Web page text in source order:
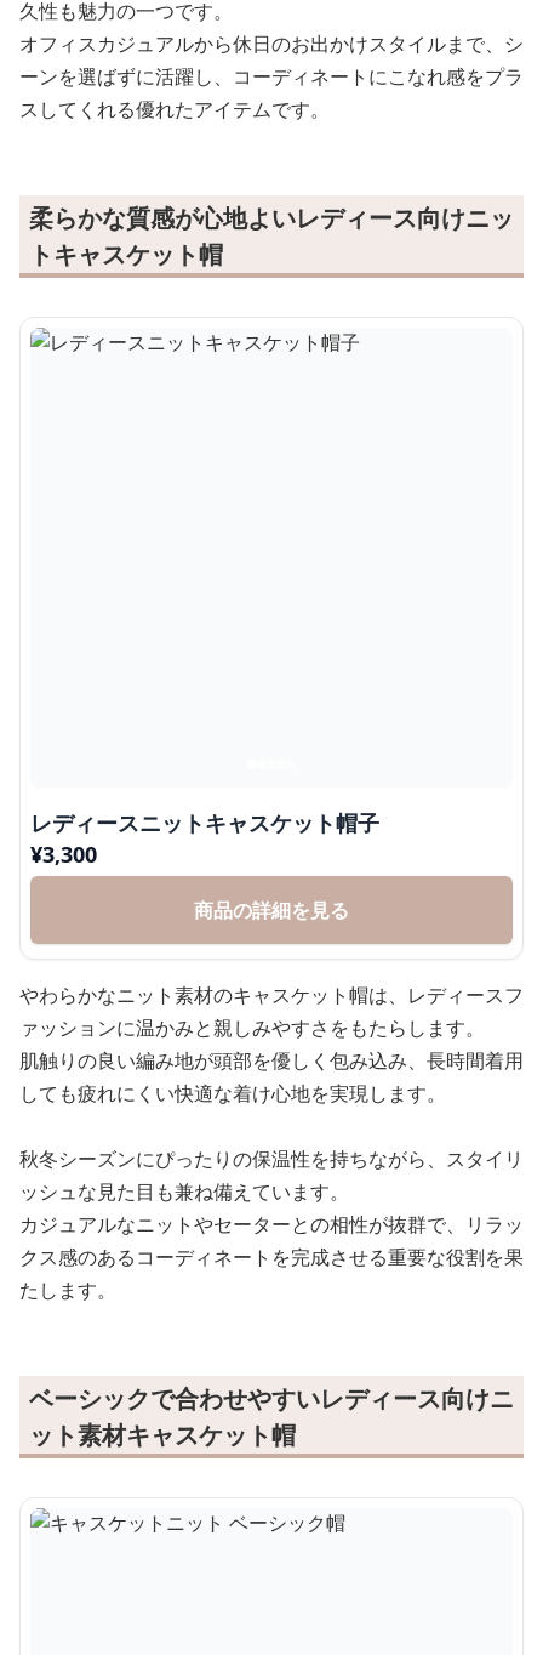
久性も魅力の一つです。
オフィスカジュアルから休日のお出かけスタイルまで、シ
ーンを選ばずに活躍し、コーディネートにこなれ感をプラ
スしてくれる優れたアイテムです。
柔らかな質感が心地よいレディース向けニッ
トキャスケット帽
レディースニットキャスケット帽子
¥3,300
商品の詳細を見る
やわらかなニット素材のキャスケット帽は、レディースフ
ァッションに温かみと親しみやすさをもたらします。
肌触りの良い編み地が頭部を優しく包み込み、長時間着用
しても疲れにくい快適な着け心地を実現します。
秋冬シーズンにぴったりの保温性を持ちながら、スタイリ
ッシュな見た目も兼ね備えています。
カジュアルなニットやセーターとの相性が抜群で、リラッ
クス感のあるコーディネートを完成させる重要な役割を果
たします。
ベーシックで合わせやすいレディース向けニ
ット素材キャスケット帽